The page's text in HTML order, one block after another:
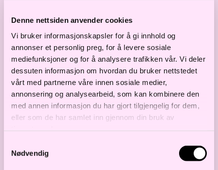
Denne nettsiden anvender cookies
Vi bruker informasjonskapsler for å gi innhold og
annonser et personlig preg, for å levere sosiale
mediefunksjoner og for å analysere trafikken vår. Vi deler
dessuten informasjon om hvordan du bruker nettstedet
vårt med partnerne våre innen sosiale medier,
annonsering og analysearbeid, som kan kombinere den
med annen informasjon du har gjort tilgjengelig for dem,
eller som de har samlet inn gjennom din bruk av
Nødvendig
Norges dyktigste advokater og at vi har stor
bredde i vår kompetanse, sier managing
partner Preben Brecke.
I tillegg til syv fagområder i tier 1, avanserte
Haavind opp i tier 2 med fire nye områder:
Insolvens og restrukturering, havbruk, EU
plasseringer i tier 2.